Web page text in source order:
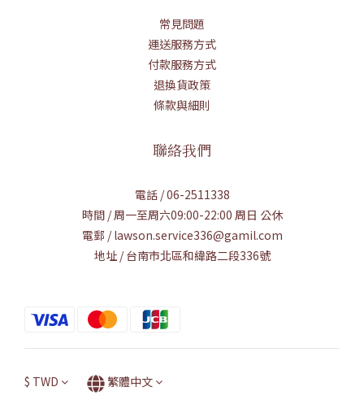
常見問題
運送服務方式
付款服務方式
退換貨政策
條款與細則
聯絡我們
電話 / 06-2511338
時間 / 周一至周六09:00-22:00 周日 公休
電郵 / lawson.service336@gamil.com
地址 / 台南市北區和緯路二段336號
$ TWD 繁體中文